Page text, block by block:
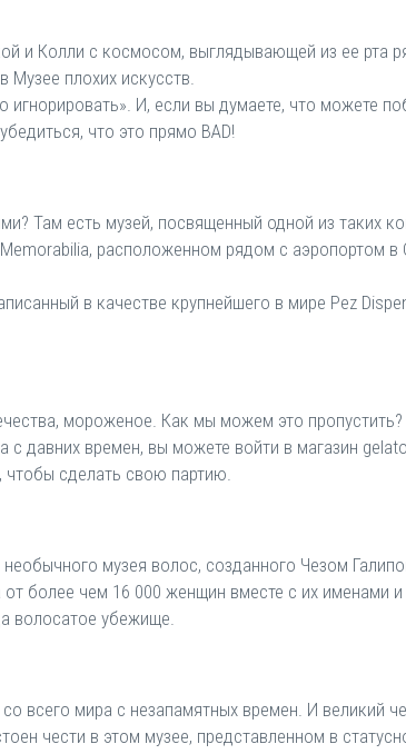
и Колли с космосом, выглядывающей из ее рта
Музее плохих искусств.
И, если вы думаете, что можете
что это прямо BAD!
Там есть музей, посвященный одной из таких
расположенном рядом с аэропортом в
в качестве крупнейшего в мире Pez
мороженое. Как мы можем это
с давних времен, вы можете войти в магазин
чтобы сделать свою партию.
музея волос, созданного Чезом
более чем 16 000 женщин вместе с их именами
волосатое убежище.
всего мира с незапамятных времен. И великий
чести в этом музее, представленном в